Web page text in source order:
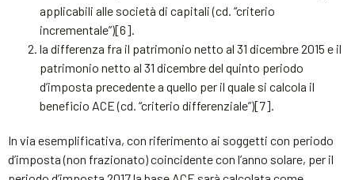
applicabili alle società di capitali (cd. “criterio
incrementale”)[6].
la differenza fra il patrimonio netto al 31 dicembre 2015 e il
patrimonio netto al 31 dicembre del quinto periodo
d’imposta precedente a quello per il quale si calcola il
beneficio ACE (cd. “criterio differenziale”)[7].
In via esemplificativa, con riferimento ai soggetti con periodo
d’imposta (non frazionato) coincidente con l’anno solare, per il